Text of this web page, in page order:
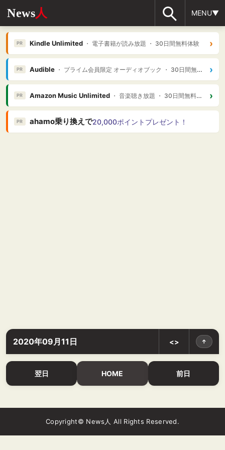
News人 MENU▼
PR Kindle Unlimited・ 電子書籍が読み放題 ・ 30日間無料体験 ›
PR Audible・ プライム会員限定 オーディオブック ・ 30日間無料体験 ›
PR Amazon Music Unlimited・ 音楽聴き放題 ・ 30日間無料体験 ›
PR ahamo乗り換えで20,000ポイントプレゼント！
2020年09月11日 <> ↑
翌日 HOME 前日
Copyright© News人 All Rights Reserved.